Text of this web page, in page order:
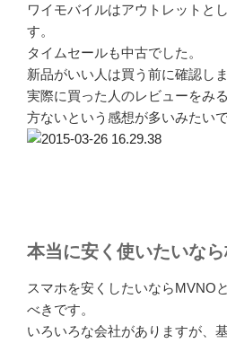
ワイモバイルはアウトレットと
す。
タイムセールも中古でした。
新品がいい人は買う前に確認しま
実際に買った人のレビューをみ
方ないという感想が多いみたいで
本当に安く使いたいな
スマホを安くしたいならMVNO
べきです。
いろいろな会社がありますが、